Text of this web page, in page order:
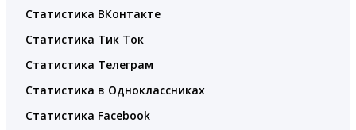
Статистика ВКонтакте
Статистика Тик Ток
Статистика Телеграм
Статистика в Одноклассниках
Статистика Facebook